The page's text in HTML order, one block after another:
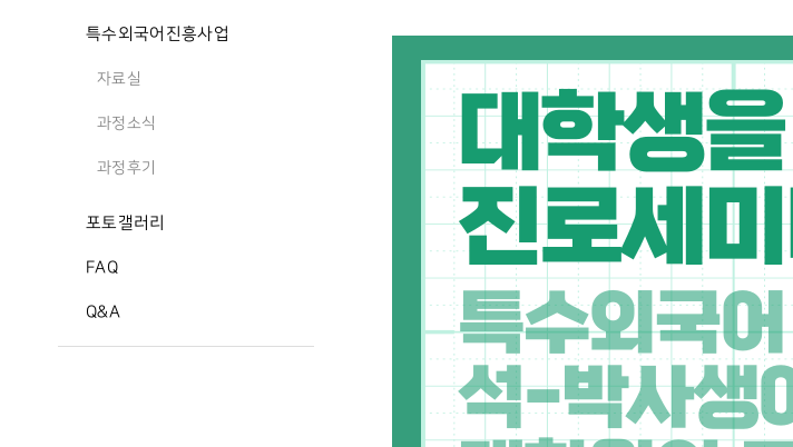
특수외국어진흥사업
자료실
과정소식
과정후기
포토갤러리
FAQ
Q&A